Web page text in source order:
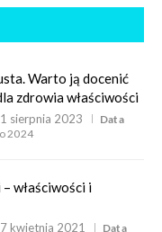
Warto ją docenić
zdrowia właściwości
sierpnia 2023
Data
2024
właściwości i
kwietnia 2021
Data